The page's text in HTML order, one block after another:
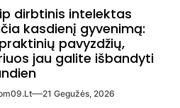
dirbtinis intelektas
kasdienį gyvenimą:
pavyzdžių,
jau galite išbandyti
21 Gegužės, 2026